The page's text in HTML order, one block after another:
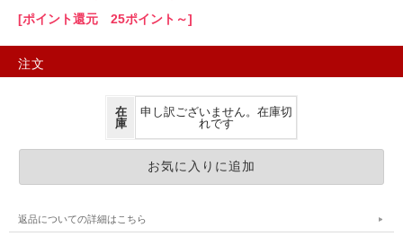
[ポイント還元 25ポイント～]
注文
在
庫
申し訳ございません。在庫切
れです
返品についての詳細はこちら